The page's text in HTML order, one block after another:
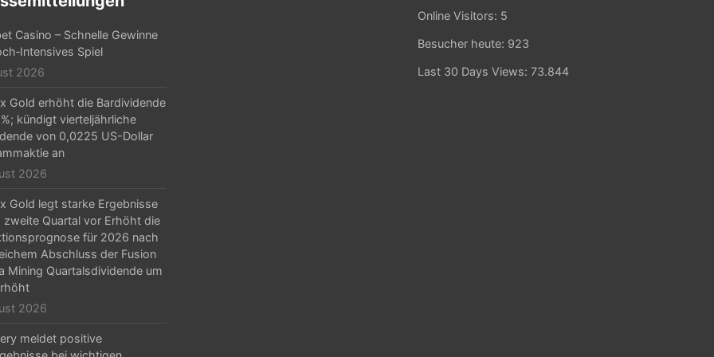
Casino – Schnelle Gewinne
Spiel
2026
Gold erhöht die Bardividende
kündigt vierteljährliche
von 0,0225 US-Dollar
an
2026
Gold legt starke Ergebnisse
zweite Quartal vor Erhöht die
für 2026 nach
Abschluss der Fusion
Mining Quartalsdividende um
2026
meldet positive
Online Visitors: 5
Besucher heute: 923
Last 30 Days Views: 73.844